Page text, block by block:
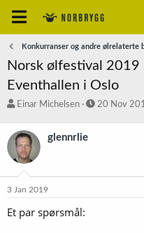
Konkurranser og andre ølrelaterte
Norsk ølfestival
Eventhallen i Oslo
T
å
d
s
a
r
e
Einar Michelsen
S
a
20 Nov
glennrlie
3 Jan 2019
Et par spørsmål: